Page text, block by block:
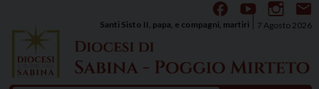
content
7 Agosto 2026
Santi Sisto II, papa, e compagni, martiri